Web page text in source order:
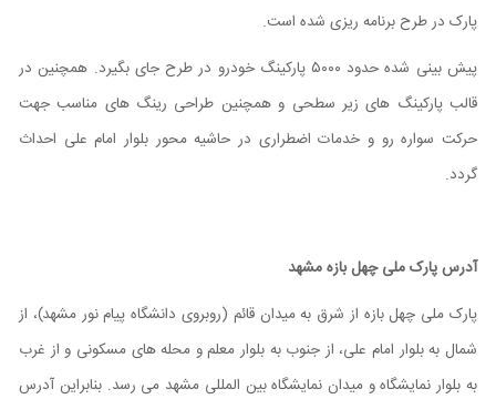
پارک در طرح برنامه ریزی شده است.
پیش بینی شده حدود ۵۰۰۰ پارکینگ خودرو در طرح جای بگیرد. همچنین در
قالب پارکینگ های زیر سطحی و همچنین طراحی رینگ های مناسب جهت
حرکت سواره رو و خدمات اضطراری در حاشیه محور بلوار امام علی احداث
گردد.
آدرس پارک ملی چهل بازه مشهد
پارک ملی چهل بازه از شرق به میدان قائم (روبروی دانشگاه پیام نور مشهد)، از
شمال به بلوار امام علی، از جنوب به بلوار معلم و محله های مسکونی و از غرب
به بلوار نمایشگاه و میدان نمایشگاه بین المللی مشهد می رسد. بنابراین آدرس